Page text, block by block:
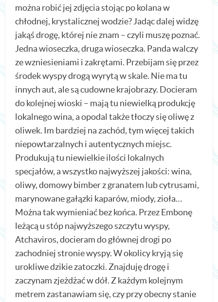
można robić jej zdjęcia stojąc po kolana w
chłodnej, krystalicznej wodzie? Jadąc dalej widzę
jakąś drogę, której nie znam – czyli muszę poznać.
Jedna wioseczka, druga wioseczka. Panda walczy
ze wzniesieniami i zakrętami. Przebijam się przez
środek wyspy drogą wyrytą w skale. Nie ma tu
innych aut, ale są cudowne krajobrazy. Docieram
do kolejnej wioski – mają tu niewielką produkcję
lokalnego wina, a opodal także tłoczy się oliwę z
oliwek. Im bardziej na zachód, tym więcej takich
niepowtarzalnych i autentycznych miejsc.
Produkują tu niewielkie ilości lokalnych
specjałów, a wszystko najwyższej jakości: wina,
oliwy, domowy bimber z granatem lub cytrusami,
marynowane gałązki kaparów, miody, zioła…
Można tak wymieniać bez końca. Przez Embonę
leżącą u stóp najwyższego szczytu wyspy,
Atchaviros, docieram do głównej drogi po
zachodniej stronie wyspy. W okolicy kryją się
urokliwe dzikie zatoczki. Znajduję drogę i
zaczynam zjeżdżać w dół. Z każdym kolejnym
metrem zastanawiam się, czy przy obecny stanie